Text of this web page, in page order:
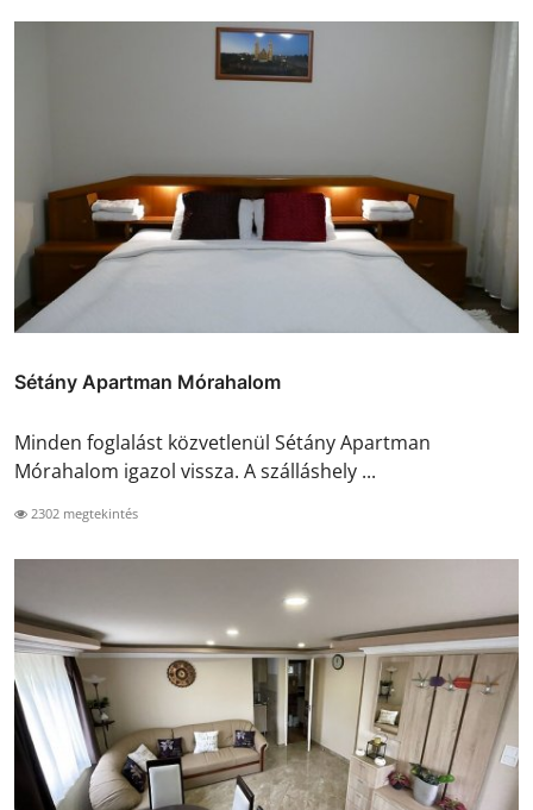
Sétány Apartman Mórahalom
Minden foglalást közvetlenül Sétány Apartman
Mórahalom igazol vissza. A szálláshely ...
2302 megtekintés